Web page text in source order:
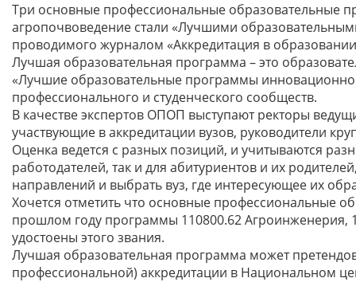
Три основные профессиональные образовательные
агропочвоведение стали «Лучшими
проводимого журналом «Аккредитация в
Лучшая образовательная программа – это
«Лучшие образовательные программы
профессионального и студенческого сообществ.
В качестве экспертов ОПОП выступают ректоры
участвующие в аккредитации вузов, руководители
Оценка ведется с разных позиций, и учитываются
работодателей, так и для абитуриентов и их
направлений и выбрать вуз, где интересующее их
Хочется отметить что основные профессиональные
прошлом году программы 110800.62 Агроинженерия,
удостоены этого звания.
Лучшая образовательная программа может
профессиональной) аккредитации в Национальном